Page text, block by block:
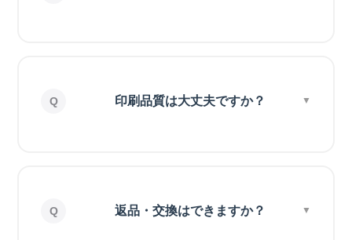
印刷品質は大丈夫ですか？
返品・交換はできますか？